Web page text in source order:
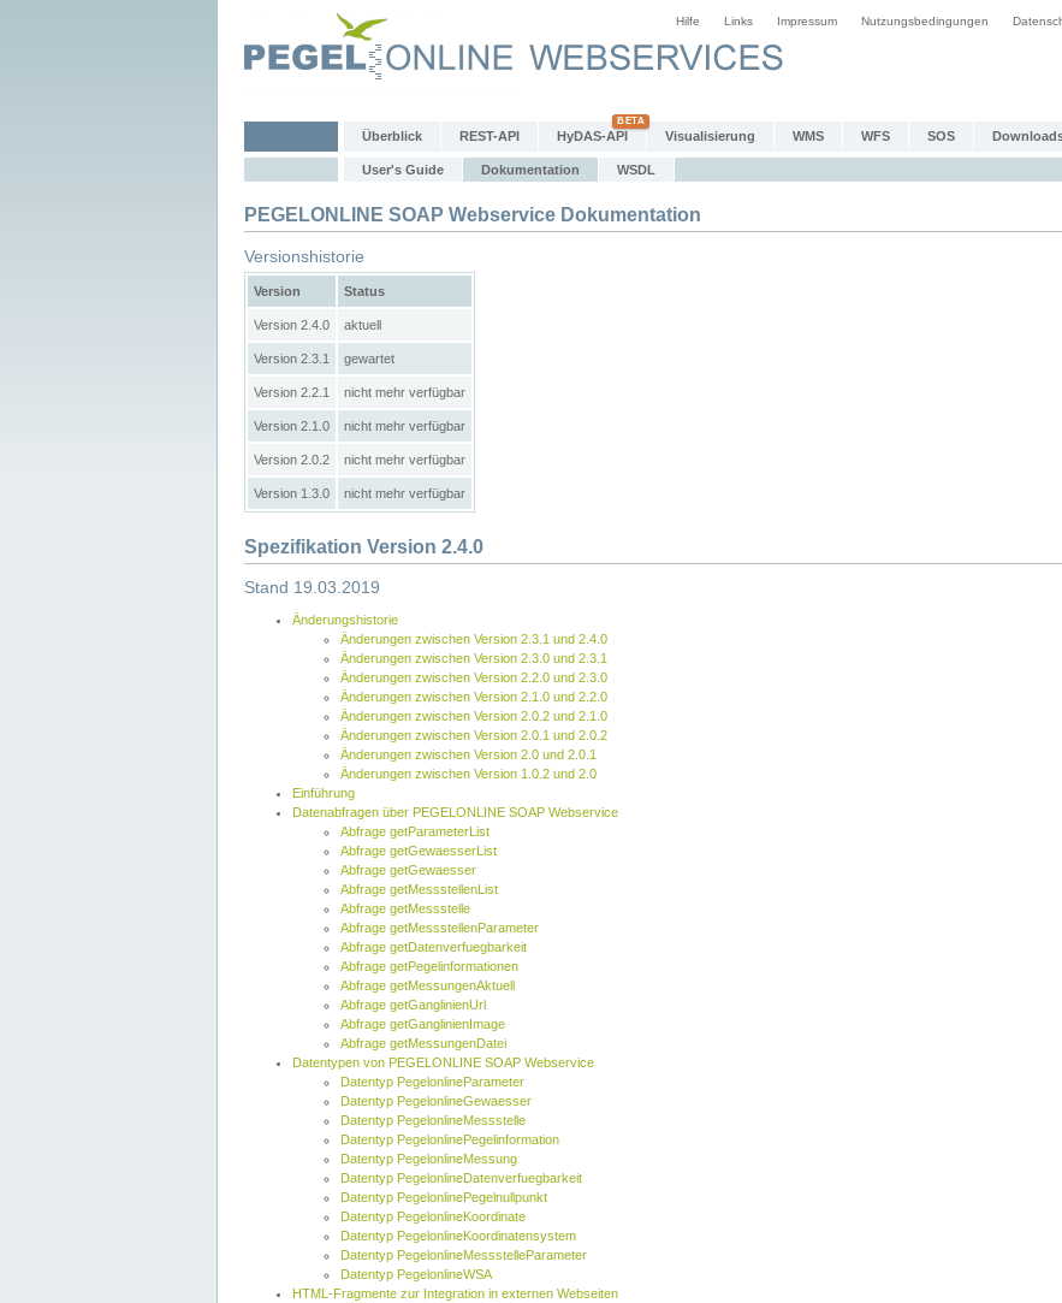
Hilfe Links Impressum Nutzungsbedingungen
Überblick REST-API HyDAS-API Visualisierung WMS WFS SOS
User's Guide Dokumentation WSDL
PEGELONLINE SOAP Webservice Dokumentation
Versionshistorie
Version Status
Version 2.4.0 aktuell
Version 2.3.1 gewartet
Version 2.2.1 nicht mehr verfügbar
Version 2.1.0 nicht mehr verfügbar
Version 2.0.2 nicht mehr verfügbar
Version 1.3.0 nicht mehr verfügbar
Spezifikation Version 2.4.0
Stand 19.03.2019
Änderungshistorie
Änderungen zwischen Version 2.3.1 und 2.4.0
Änderungen zwischen Version 2.3.0 und 2.3.1
Änderungen zwischen Version 2.2.0 und 2.3.0
Änderungen zwischen Version 2.1.0 und 2.2.0
Änderungen zwischen Version 2.0.2 und 2.1.0
Änderungen zwischen Version 2.0.1 und 2.0.2
Änderungen zwischen Version 2.0 und 2.0.1
Änderungen zwischen Version 1.0.2 und 2.0
Einführung
Datenabfragen über PEGELONLINE SOAP Webservice
Abfrage getParameterList
Abfrage getGewaesserList
Abfrage getGewaesser
Abfrage getMessstellenList
Abfrage getMessstelle
Abfrage getMessstellenParameter
Abfrage getDatenverfuegbarkeit
Abfrage getPegelinformationen
Abfrage getMessungenAktuell
Abfrage getGanglinienUrl
Abfrage getGanglinienImage
Abfrage getMessungenDatei
Datentypen von PEGELONLINE SOAP Webservice
Datentyp PegelonlineParameter
Datentyp PegelonlineGewaesser
Datentyp PegelonlineMessstelle
Datentyp PegelonlinePegelinformation
Datentyp PegelonlineMessung
Datentyp PegelonlineDatenverfuegbarkeit
Datentyp PegelonlinePegelnullpunkt
Datentyp PegelonlineKoordinate
Datentyp PegelonlineKoordinatensystem
Datentyp PegelonlineMessstelleParameter
Datentyp PegelonlineWSA
HTML-Fragmente zur Integration in externen Webseiten